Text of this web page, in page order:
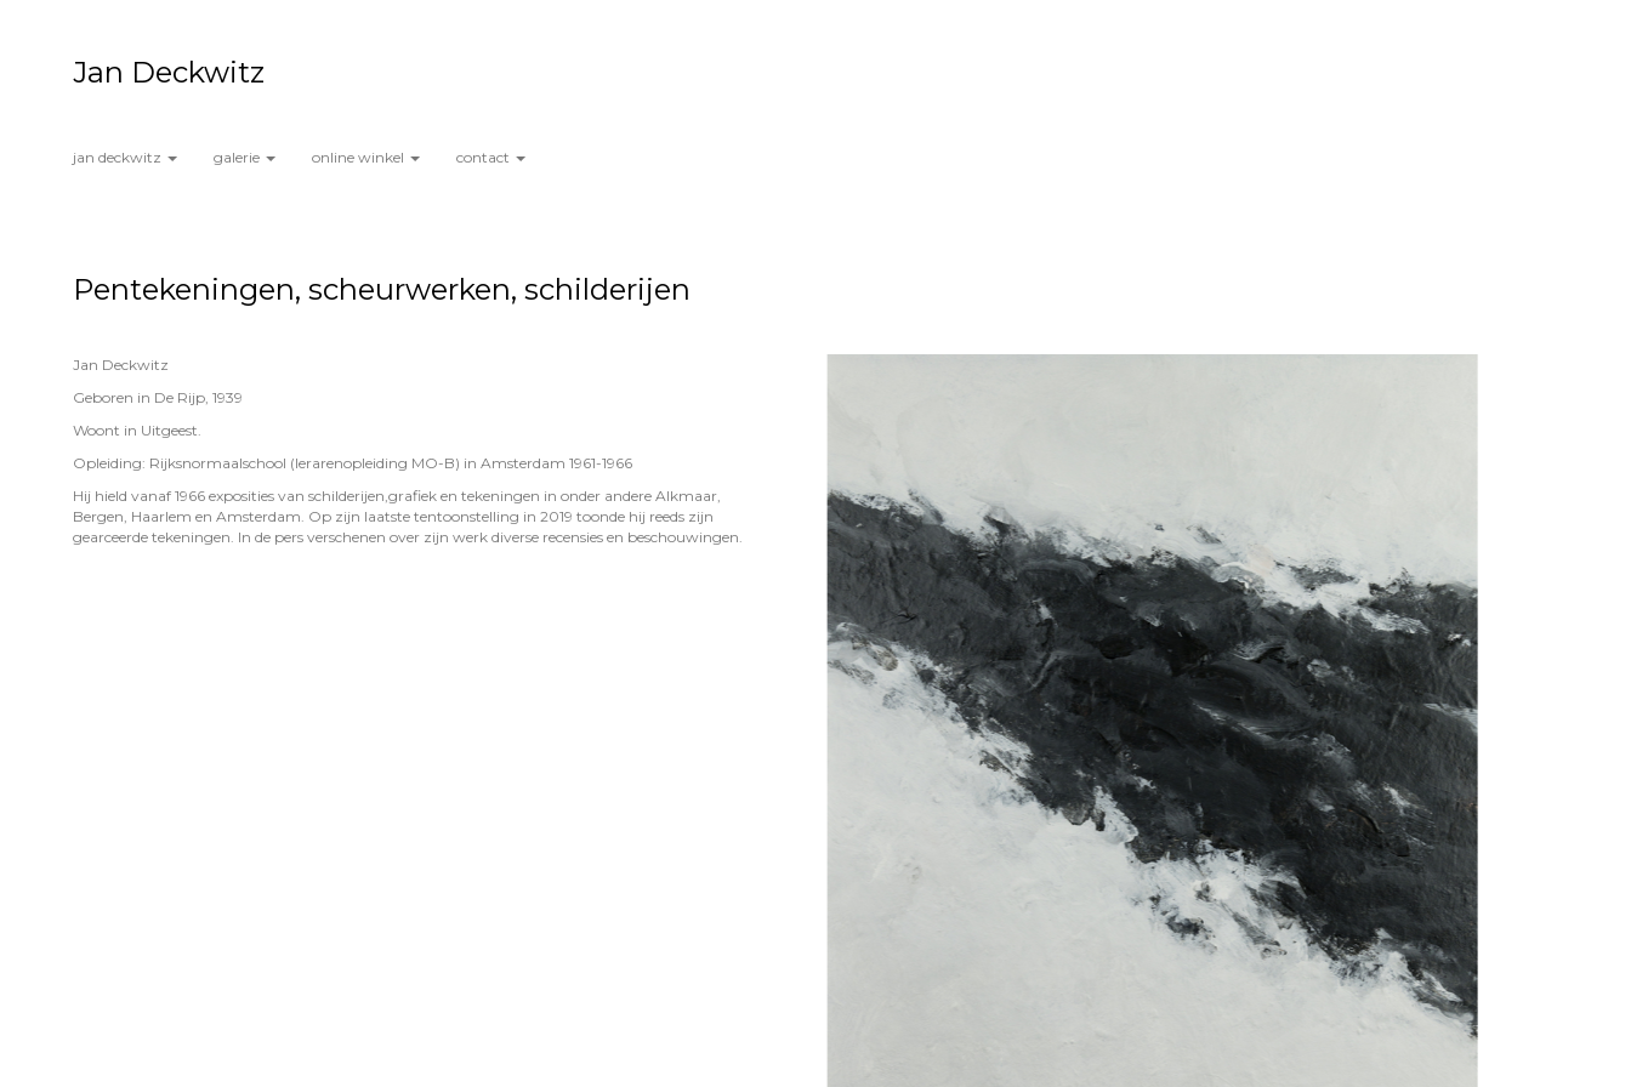
Jan Deckwitz
jan deckwitz galerie online winkel contact
Pentekeningen, scheurwerken, schilderijen
Jan Deckwitz
Geboren in De Rijp, 1939
Woont in Uitgeest.
Opleiding: Rijksnormaalschool (lerarenopleiding MO-B) in Amsterdam 1961-1966
Hij hield vanaf 1966 exposities van schilderijen,grafiek en tekeningen in onder andere Alkmaar,
Bergen, Haarlem en Amsterdam. Op zijn laatste tentoonstelling in 2019 toonde hij reeds zijn
gearceerde tekeningen. In de pers verschenen over zijn werk diverse recensies en beschouwingen.